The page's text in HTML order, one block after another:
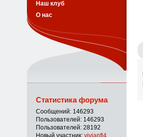
Наш клуб
О нас
Статистика форума
Сообщений: 146293
Пользователей: 146293
Пользователей: 28192
Новый участник: vivianfl4